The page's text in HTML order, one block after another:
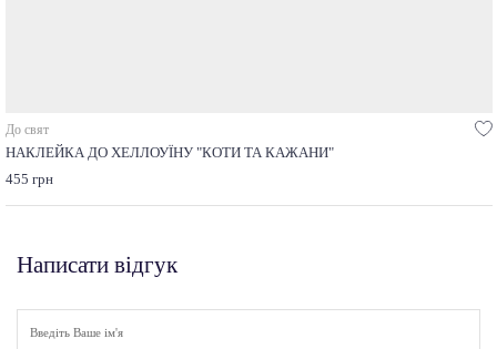
До свят
НАКЛЕЙКА ДО ХЕЛЛОУЇНУ "КОТИ ТА КАЖАНИ"
455 грн
Написати відгук